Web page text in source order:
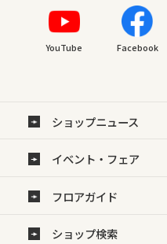
YouTube Facebook
ショップニュース
イベント・フェア
フロアガイド
ショップ検索